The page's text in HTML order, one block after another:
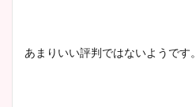
あまりいい評判ではないようです。